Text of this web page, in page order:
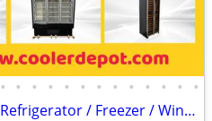
• • • • • • • • • • • • •
Merchandiser Glass Door Refrigerator / Freezer / Wine Cooler